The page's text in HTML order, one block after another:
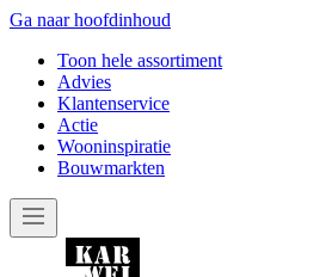
Ga naar hoofdinhoud
Toon hele assortiment
Advies
Klantenservice
Actie
Wooninspiratie
Bouwmarkten